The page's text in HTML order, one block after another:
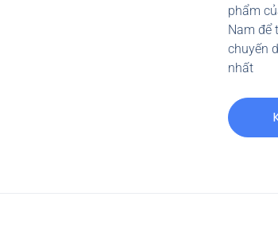
phẩm
Nam để
chuyến
nhất